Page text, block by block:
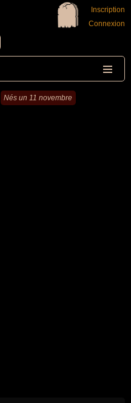
Inscription
Connexion
Nés un 11 novembre